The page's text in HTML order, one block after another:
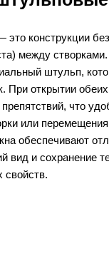
конструкции
между
штульп,
При открытии
что
или
обеспечивают
вид и сохранение